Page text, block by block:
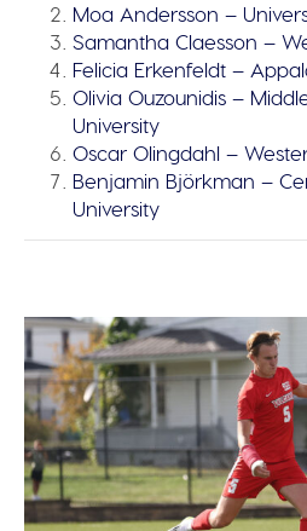
Moa Andersson –
Samantha Claesson –
Felicia Erkenfeldt –
Olivia Ouzounidis –
University
Oscar Olingdahl –
Benjamin Björkman –
University